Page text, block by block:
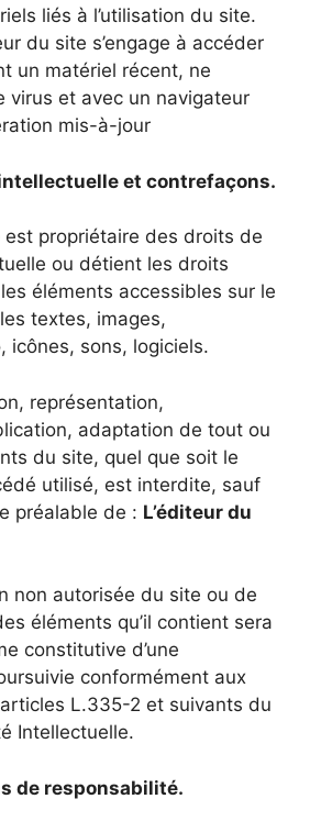
liés à l’utilisation du site.
du site s’engage à accéder
un matériel récent, ne
virus et avec un navigateur
mis-à-jour
et contrefaçons.
est propriétaire des droits de
ou détient les droits
éléments accessibles sur le
textes, images,
icônes, sons, logiciels.
représentation,
adaptation de tout ou
du site, quel que soit le
utilisé, est interdite, sauf
préalable de : L’éditeur du
non autorisée du site ou de
éléments qu’il contient sera
constitutive d’une
conformément aux
L.335-2 et suivants du
Intellectuelle.
de responsabilité.